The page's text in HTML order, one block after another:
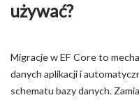
używać?
Migracje w EF Core to
danych aplikacji i
schematu bazy danych.